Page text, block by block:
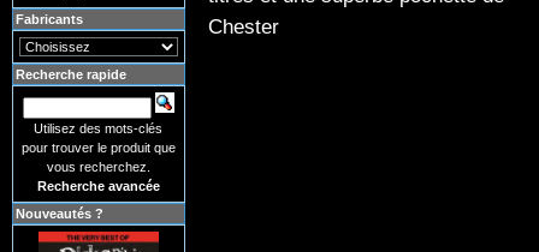
Chester
Fabricants
Recherche rapide
Utilisez des mots-clés
pour trouver le produit que
vous recherchez.
Recherche avancée
Nouveautés ?